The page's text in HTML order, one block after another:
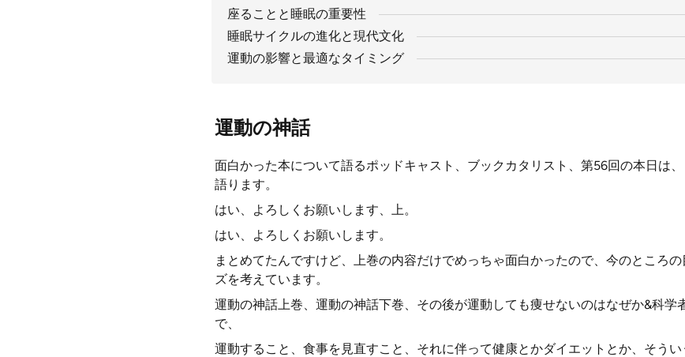
座ることと睡眠の重要性
睡眠サイクルの進化と現代文化
運動の影響と最適なタイミング
運動の神話
面白かった本について語るポッドキャスト、ブックカタリスト、第56回の本日は
語ります。
はい、よろしくお願いします、上。
はい、よろしくお願いします。
まとめてたんですけど、上巻の内容だけでめっちゃ面白かったので、今のところ
ズを考えています。
運動の神話上巻、運動の神話下巻、その後が運動しても痩せないのはなぜか&科学
で、
運動すること、食事を見直すこと、それに伴って健康とかダイエットとか、そう